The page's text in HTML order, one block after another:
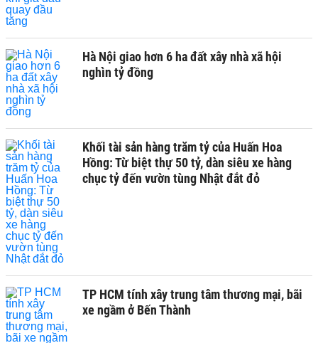
Hà Nội giao hơn 6 ha đất xây nhà xã hội
nghìn tỷ đồng
Khối tài sản hàng trăm tỷ của Huấn Hoa
Hồng: Từ biệt thự 50 tỷ, dàn siêu xe hàng
chục tỷ đến vườn tùng Nhật đắt đỏ
TP HCM tính xây trung tâm thương mại, bãi
xe ngầm ở Bến Thành